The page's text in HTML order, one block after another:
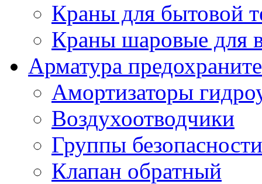
Краны для бытовой
Краны шаровые для
Арматура
Амортизаторы
Воздухоотводчики
Группы безопасности
Клапан обратный